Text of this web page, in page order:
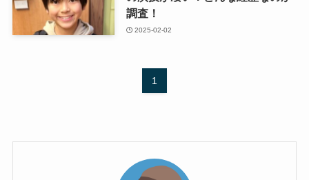
調査！
2025-02-02
1